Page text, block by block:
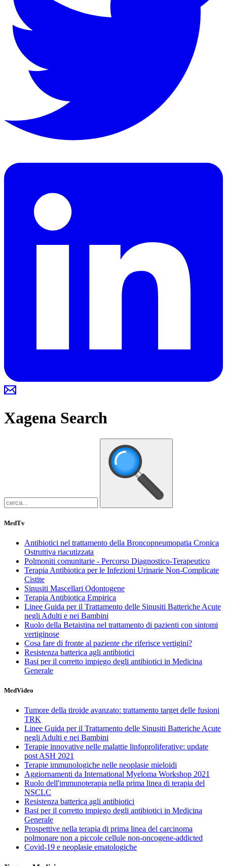
Xagena Search
MedTv
Antibiotici nel trattamento della Broncopneumopatia Cronica
Ostruttiva riacutizzata
Polmoniti comunitarie - Percorso Diagnostico-Terapeutico
Terapia Antibiotica per le Infezioni Urinarie Non-Complicate
Cistite
Sinusiti Mascellari Odontogene
Terapia Antibiotica Empirica
Linee Guida per il Trattamento delle Sinusiti Batteriche Acute
negli Adulti e nei Bambini
Ruolo della Betaistina nel trattamento di pazienti con sintomi
vertiginose
Cosa fare di fronte al paziente che riferisce vertigini?
Resistenza batterica agli antibiotici
Basi per il corretto impiego degli antibiotici in Medicina
Generale
MedVideo
Tumore della tiroide avanzato: trattamento target delle fusioni
TRK
Linee Guida per il Trattamento delle Sinusiti Batteriche Acute
negli Adulti e nei Bambini
Terapie innovative nelle malattie linfoproliferative: update
post ASH 2021
Terapie immunologiche nelle neoplasie mieloidi
Aggiornamenti da International Myeloma Workshop 2021
Ruolo dell'immunoterapia nella prima linea di terapia del
NSCLC
Resistenza batterica agli antibiotici
Basi per il corretto impiego degli antibiotici in Medicina
Generale
Prospettive nella terapia di prima linea del carcinoma
polmonare non a piccole cellule non-oncogene-addicted
Covid-19 e neoplasie ematologiche